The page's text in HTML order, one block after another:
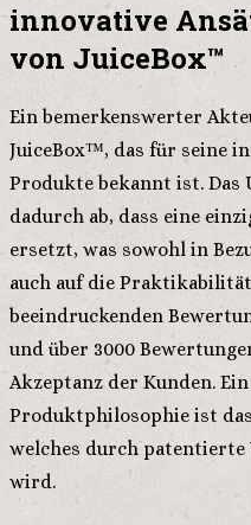
innovative
von JuiceBox™
Ein bemerkenswerter
JuiceBox™, das für seine
Produkte bekannt ist. Das
dadurch ab, dass eine
ersetzt, was sowohl in
auch auf die
beeindruckenden
und über 3000
Akzeptanz der Kunden.
Produktphilosophie ist
welches durch
wird.